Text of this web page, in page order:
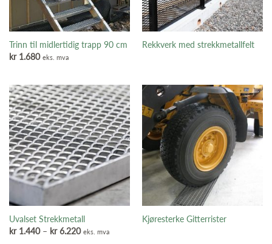
Trinn til midlertidig trapp 90 cm
kr1.680 eks. mva
Rekkverk med strekkmetallfelt
Uvalset Strekkmetall
kr1.440 – kr6.220Prisområde:
eks. mva
Kjøresterke Gitterrister